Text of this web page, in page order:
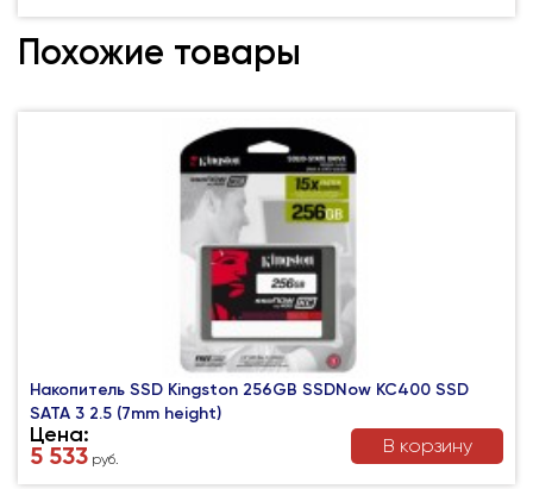
Похожие товары
Накопитель SSD Kingston 256GB SSDNow KC400 SSD
SATA 3 2.5 (7mm height)
Цена:
5 533 руб.
В корзину